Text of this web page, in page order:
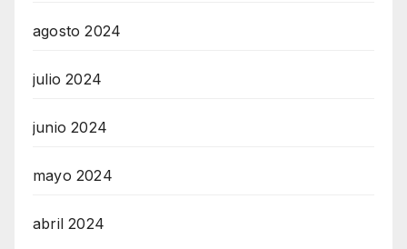
agosto 2024
julio 2024
junio 2024
mayo 2024
abril 2024